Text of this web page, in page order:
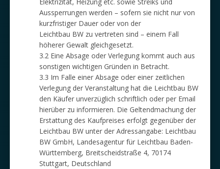
Aussperrungen werden – sofern sie nicht nur von
kurzfristiger Dauer oder von der
Leichtbau BW zu vertreten sind – einem Fall
höherer Gewalt gleichgesetzt.
3.2 Eine Absage oder Verlegung kommt auch aus
sonstigen wichtigen Gründen in Betracht.
3.3 Im Falle einer Absage oder einer zeitlichen
Verlegung der Veranstaltung hat die Leichtbau BW
den Käufer unverzüglich schriftlich oder per Email
hierüber zu informieren. Die Geltendmachung der
Erstattung des Kaufpreises erfolgt gegenüber der
Leichtbau BW unter der Adressangabe: Leichtbau
BW GmbH, Landesagentur für Leichtbau Baden-
Württemberg, Breitscheidstraße 4, 70174
Stuttgart, Deutschland